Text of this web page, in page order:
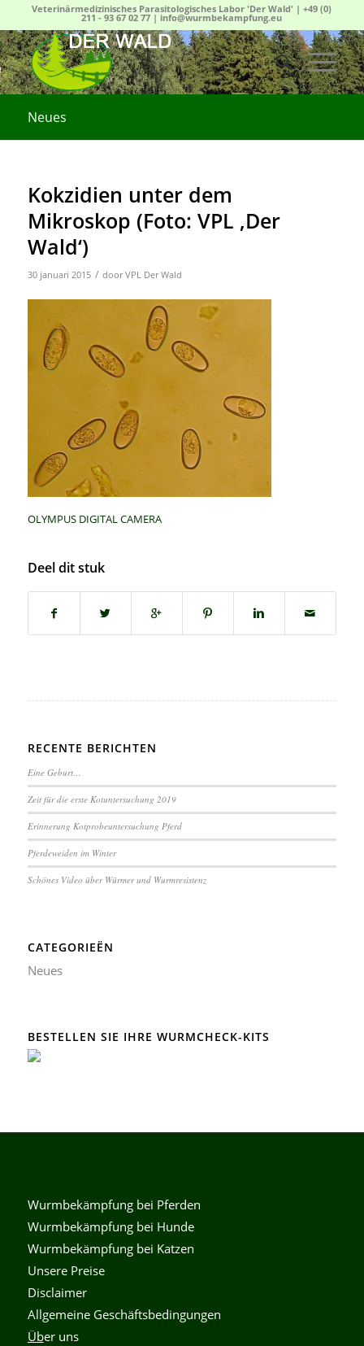
Veterinärmedizinisches Parasitologisches Labor 'Der Wald' |+49 (0)
211 - 93 67 02 77 | info@wurmbekampfung.eu
Neues
Kokzidien unter dem
Mikroskop (Foto: VPL ‚Der
Wald‘)
30 januari 2015 / doorVPL Der Wald
OLYMPUS DIGITAL CAMERA
Deel dit stuk
RECENTE BERICHTEN
Eine Geburt…
Zeit für die erste Kotuntersuchung 2019
Erinnerung Kotprobeuntersuchung Pferd
Pferdeweiden im Winter
Schönes Video über Würmer und Wurmresistenz
CATEGORIEËN
Neues
BESTELLEN SIE IHRE WURMCHECK-KITS
Wurmbekämpfung bei Pferden
Wurmbekämpfung bei Hunde
Wurmbekämpfung bei Katzen
Unsere Preise
Disclaimer
Allgemeine Geschäftsbedingungen
Über uns